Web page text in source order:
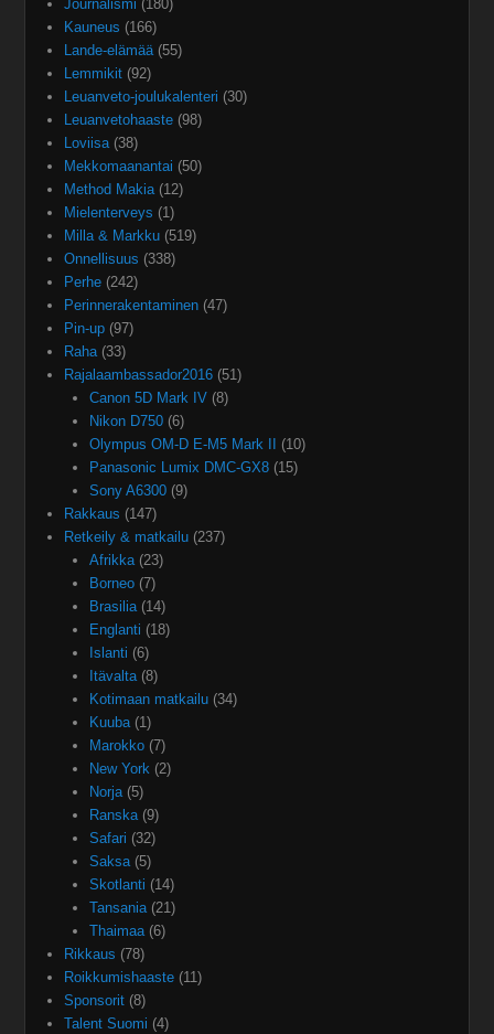
Journalismi (180)
Kauneus (166)
Lande-elämää(55)
Lemmikit (92)
Leuanveto-joulukalenteri (30)
Leuanvetohaaste (98)
Loviisa(38)
Mekkomaanantai (50)
Method Makia(12)
Mielenterveys (1)
Milla & Markku (519)
Onnellisuus (338)
Perhe (242)
Perinnerakentaminen (47)
Pin-up (97)
Raha(33)
Rajalaambassador2016 (51)
Canon 5D Mark IV(8)
Nikon D750(6)
Olympus OM-D E-M5 Mark II
(10)
Panasonic Lumix DMC-GX8(15)
Sony A6300(9)
Rakkaus (147)
Retkeily & matkailu (237)
Afrikka(23)
Borneo(7)
Brasilia(14)
Englanti (18)
Islanti (6)
Itävalta(8)
Kotimaan matkailu(34)
Kuuba(1)
Marokko(7)
New York(2)
Norja(5)
Ranska(9)
Safari (32)
Saksa(5)
Skotlanti (14)
Tansania(21)
Thaimaa(6)
Rikkaus (78)
Roikkumishaaste (11)
Sponsorit (8)
Talent Suomi (4)